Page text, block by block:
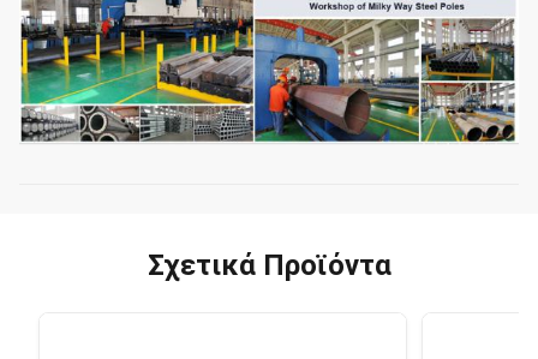
Σχετικά Προϊόντα